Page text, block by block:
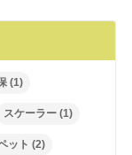
(1)
スケーラー(1)
ット (2)